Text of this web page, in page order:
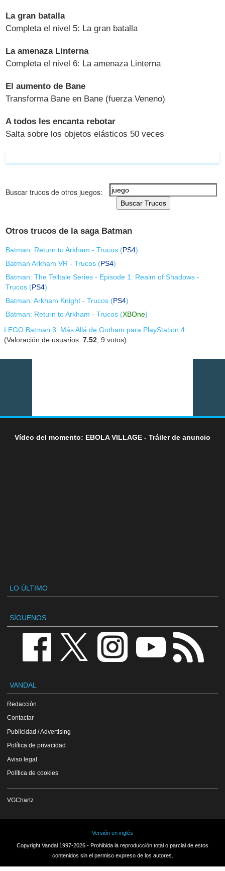
La gran batalla
Completa el nivel 5: La gran batalla
La amenaza Linterna
Completa el nivel 6: La amenaza Linterna
El aumento de Bane
Transforma Bane en Bane (fuerza Veneno)
A todos les encanta rebotar
Salta sobre los objetos elásticos 50 veces
Buscar trucos de otros juegos:
Buscar Trucos
Otros trucos de la saga Batman
Batman: Return to Arkham - Trucos (PS4)
Batman Arkham VR - Trucos (PS4)
Batman: The Telltale Series - Episode 1: Realm of Shadows -
Trucos (PS4)
Batman: Arkham Knight - Trucos (PS4)
Batman: Return to Arkham - Trucos (XBOne)
LEGO Batman 3: Más Allá de Gotham para PlayStation 4
(Valoración de usuarios:7.52 ,9 votos)
Vídeo del momento: EBOLA VILLAGE - Tráiler de anuncio
LO ÚLTIMO
SÍGUENOS
VANDAL
Redacción
Contactar
Publicidad / Advertising
Política de privacidad
Aviso legal
Política de cookies
VGChartz
Versión en inglés
Copyright Vandal 1997-2026 - Prohibida la reproducción total o parcial de estos
contenidos sin el permiso expreso de los autores.